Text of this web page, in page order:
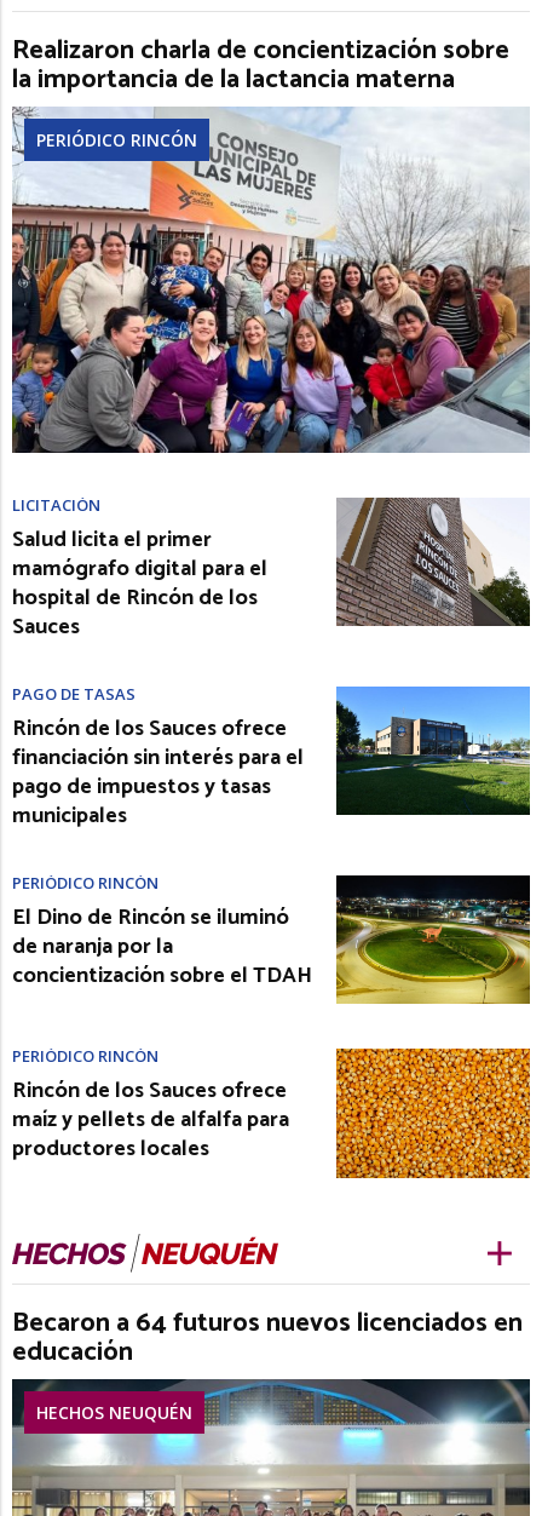
Realizaron charla de concientización sobre
la importancia de la lactancia materna
PERIÓDICO RINCÓN
LICITACIÓN
Salud licita el primer
mamógrafo digital para el
hospital de Rincón de los
Sauces
PAGO DE TASAS
Rincón de los Sauces ofrece
financiación sin interés para el
pago de impuestos y tasas
municipales
PERIÓDICO RINCÓN
El Dino de Rincón se iluminó
de naranja por la
concientización sobre el TDAH
PERIÓDICO RINCÓN
Rincón de los Sauces ofrece
maíz y pellets de alfalfa para
productores locales
Becaron a 64 futuros nuevos licenciados en
educación
HECHOS NEUQUÉN